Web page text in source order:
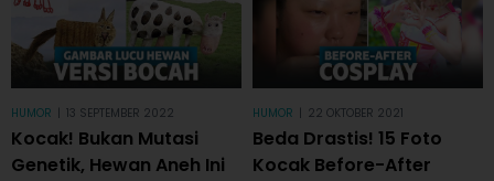
HUMOR | 13 SEPTEMBER 2022
Kocak! Bukan Mutasi
Genetik, Hewan Aneh Ini
HUMOR | 22 OKTOBER 2021
Beda Drastis! 15 Foto
Kocak Before-After